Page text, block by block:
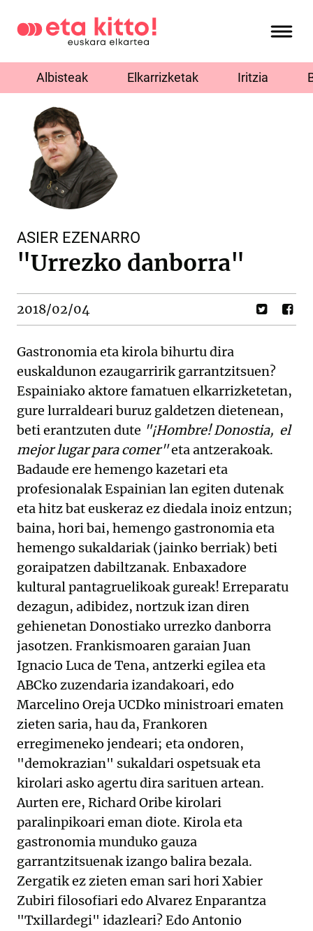
Albisteak Elkarrizketak Iritzia
ASIER EZENARRO
"Urrezko danborra"
2018/02/04
Gastronomia eta kirola bihurtu dira
euskaldunon ezaugarririk garrantzitsuen?
Espainiako aktore famatuen elkarrizketetan,
gure lurraldeari buruz galdetzen dietenean,
beti erantzuten dute "¡Hombre! Donostia, el
mejor lugar para comer"eta antzerakoak.
Badaude ere hemengo kazetari eta
profesionalak Espainian lan egiten dutenak
eta hitz bat euskeraz ez diedala inoiz entzun;
baina, hori bai, hemengo gastronomia eta
hemengo sukaldariak (jainko berriak) beti
goraipatzen dabiltzanak. Enbaxadore
kultural pantagruelikoak gureak! Erreparatu
dezagun, adibidez, nortzuk izan diren
gehienetan Donostiako urrezko danborra
jasotzen. Frankismoaren garaian Juan
Ignacio Luca de Tena, antzerki egilea eta
ABCko zuzendaria izandakoari, edo
Marcelino Oreja UCDko ministroari ematen
zieten saria, hau da, Frankoren
erregimeneko jendeari; eta ondoren,
"demokrazian" sukaldari ospetsuak eta
kirolari asko agertu dira sarituen artean.
Aurten ere, Richard Oribe kirolari
paralinpikoari eman diote. Kirola eta
gastronomia munduko gauza
garrantzitsuenak izango balira bezala.
Zergatik ez zieten eman sari hori Xabier
Zubiri filosofiari edo Alvarez Enparantza
"Txillardegi" idazleari? Edo Antonio